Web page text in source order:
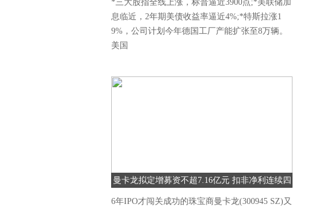
*三大股指全线上涨，标普逼近3900点;*美联储加
息临近，2年期美债收益率逼近4%;*特斯拉涨1
9%，公司计划今年德国工厂产能扩张至8万辆。
美国
曼卡龙拟定增募资不超7.16亿元 扣非净利连续四
季度下降
6年IPO才闯关成功的珠宝商曼卡龙(300945 SZ)又